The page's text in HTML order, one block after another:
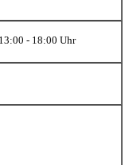
13:00 - 18:00 Uhr